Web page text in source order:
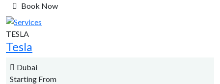
Book Now
TESLA
Tesla
Dubai
Starting From